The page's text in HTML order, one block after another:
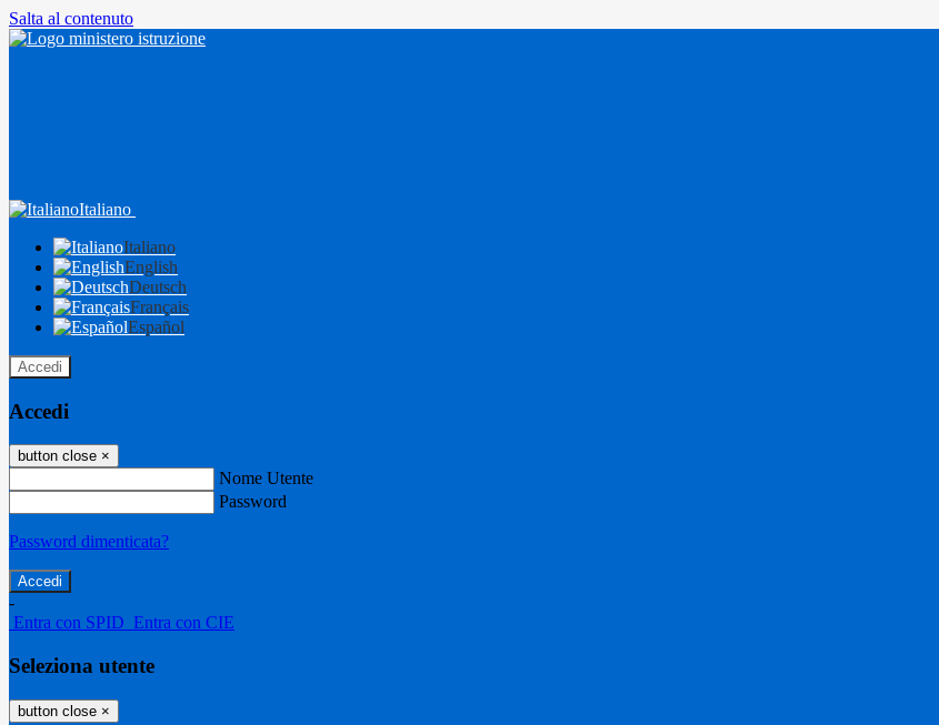
Salta al contenuto
Italiano
Italiano
English
Deutsch
Français
Español
Accedi
Accedi
button close ×
Nome Utente
Password
Password dimenticata?
-
Entra con SPID Entra con CIE
Seleziona utente
button close ×